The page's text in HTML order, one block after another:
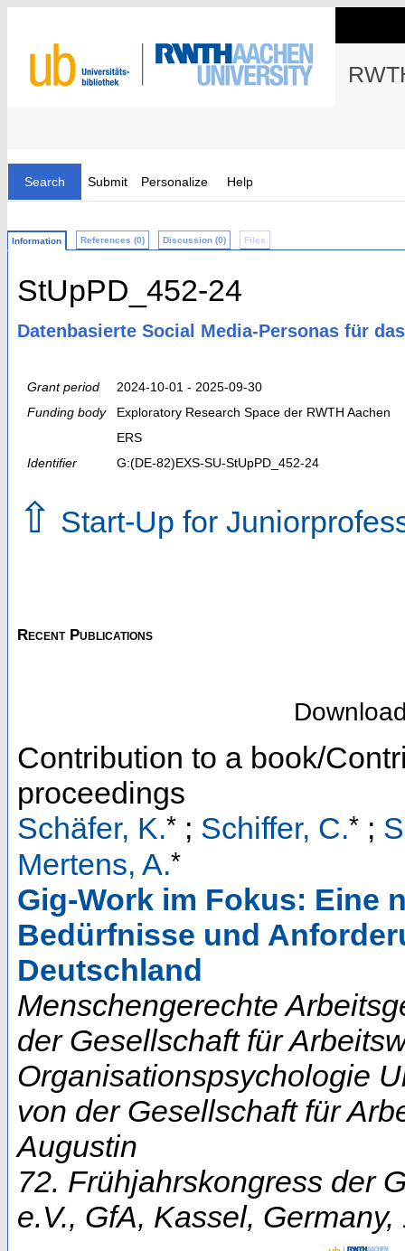
Search Submit Personalize Help
Information References (0) Discussion (0) Files
StUpPD_452-24
Datenbasierte Social Media-Personas für
Grant period
2024-10-01 - 2025-09-30
Funding body
Exploratory Research Space der RWTH Aachen
ERS
Identifier
G:(DE-82)EXS-SU-StUpPD_452-24
⇧ Start-Up for
Recent Publications
Contribution to a book/
proceedings
Schäfer, K.* ; Schiffer, C.* ;
Mertens, A.*
Gig-Work im Fokus: Eine
Bedürfnisse und
Deutschland
Menschengerechte
der Gesellschaft für
Organisationspsychologie
von der Gesellschaft für
Augustin
72. Frühjahrskongress der
e.V., GfA, Kassel, Germany,